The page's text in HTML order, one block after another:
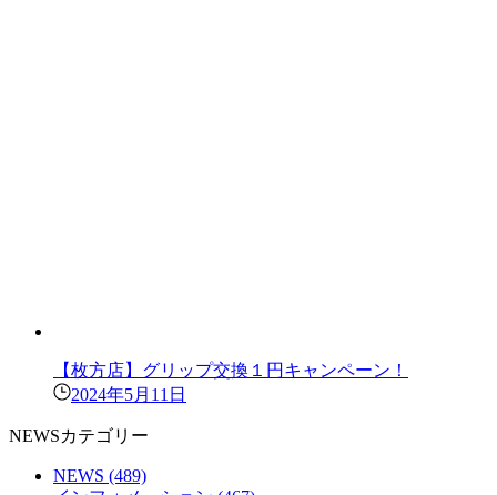
【枚方店】グリップ交換１円キャンペーン！
2024年5月11日
NEWSカテゴリー
NEWS (489)